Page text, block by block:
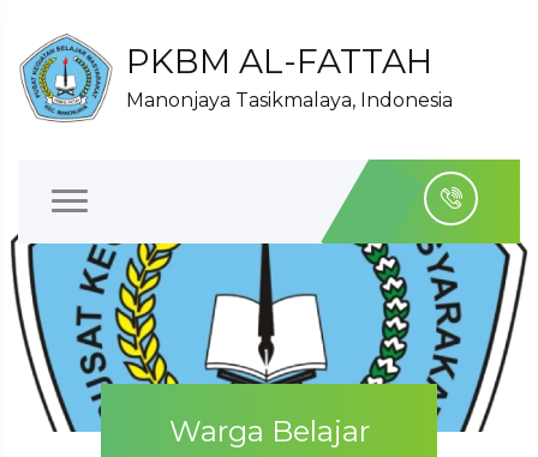
PKBM AL-FATTAH
Manonjaya Tasikmalaya, Indonesia
Warga Belajar